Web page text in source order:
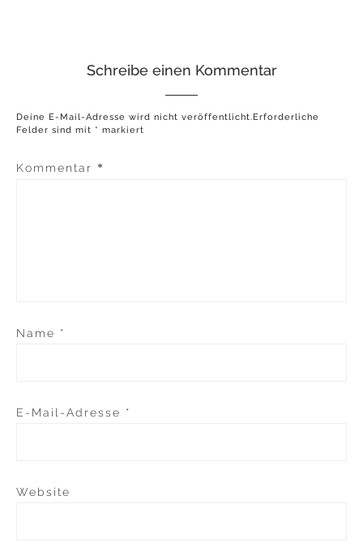
Schreibe einen Kommentar
Deine E-Mail-Adresse wird nicht veröffentlicht.Erforderliche
Felder sind mit * markiert
Kommentar *
Name *
E-Mail-Adresse *
Website